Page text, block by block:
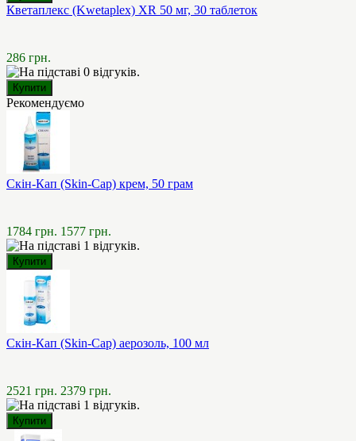
Кветаплекс (Kwetaplex) XR 50 мг, 30 таблеток
286 грн.
Рекомендуємо
Скін-Кап (Skin-Cap) крем, 50 грам
1784 грн. 1577 грн.
Скін-Кап (Skin-Cap) аерозоль, 100 мл
2521 грн. 2379 грн.